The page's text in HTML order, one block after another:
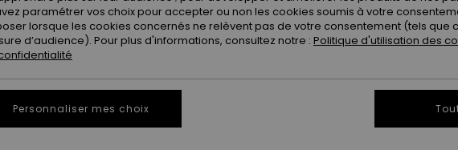
paramétrer vos choix pour accepter ou non les cookies soumis à votre
lorsque les cookies concernés ne relèvent pas de votre consentement (tels que
d’audience). Pour plus d'informations, consultez notre : Politique d'utilisation des
Personnaliser mes choix